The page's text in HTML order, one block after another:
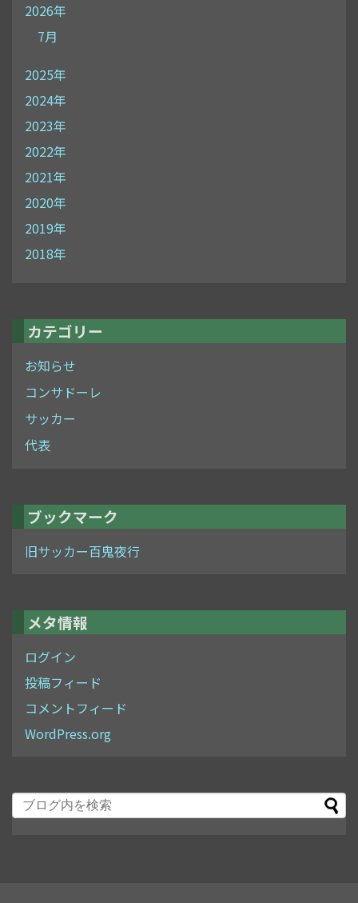
2026年
7月
2025年
2024年
2023年
2022年
2021年
2020年
2019年
2018年
カテゴリー
お知らせ
コンサドーレ
サッカー
代表
ブックマーク
旧サッカー百鬼夜行
メタ情報
ログイン
投稿フィード
コメントフィード
WordPress.org